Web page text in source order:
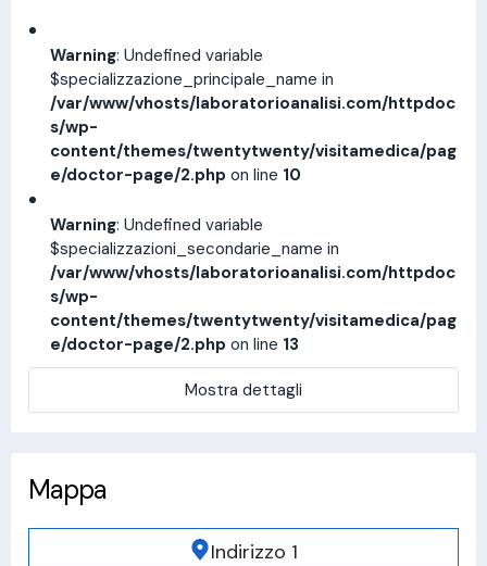
Warning: Undefined variable
$specializzazione_principale_name in
/var/www/vhosts/laboratorioanalisi.com/httpdoc
s/wp-
content/themes/twentytwenty/visitamedica/pag
e/doctor-page/2.php on line 10
Warning: Undefined variable
$specializzazioni_secondarie_name in
/var/www/vhosts/laboratorioanalisi.com/httpdoc
s/wp-
content/themes/twentytwenty/visitamedica/pag
e/doctor-page/2.php on line 13
Mostra dettagli
Mappa
Indirizzo 1